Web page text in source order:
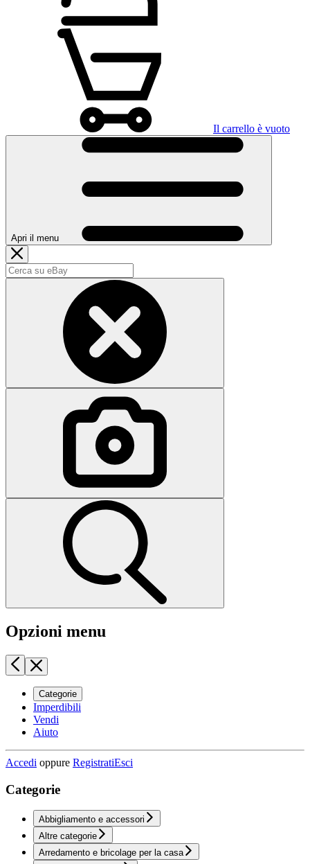
Il carrello è vuoto
Apri il menu
Opzioni menu
Categorie
Imperdibili
Vendi
Aiuto
Accedi oppure RegistratiEsci
Categorie
Abbigliamento e accessori
Altre categorie
Arredamento e bricolage per la casa